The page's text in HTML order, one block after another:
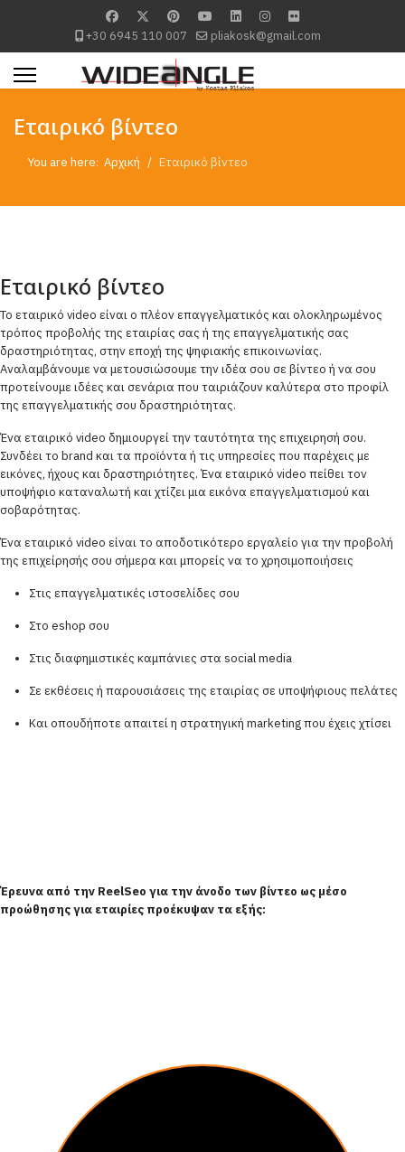
+30 6945 110 007 pliakosk@gmail.com
Εταιρικό βίντεο
You are here: Αρχική Εταιρικό βίντεο
Εταιρικό βίντεο
Το εταιρικό video είναι ο πλέον επαγγελματικός και ολοκληρωμένος
τρόπος προβολής της εταιρίας σας ή της επαγγελματικής σας
δραστηριότητας, στην εποχή της ψηφιακής επικοινωνίας.
Αναλαμβάνουμε να μετουσιώσουμε την ιδέα σου σε βίντεο ή να σου
προτείνουμε ιδέες και σενάρια που ταιριάζουν καλύτερα στο προφίλ
της επαγγελματικής σου δραστηριότητας.
Ένα εταιρικό video δημιουργεί την ταυτότητα της επιχειρησή σου.
Συνδέει το brand και τα προϊόντα ή τις υπηρεσίες που παρέχεις με
εικόνες, ήχους και δραστηριότητες. Ένα εταιρικό video πείθει τον
υποψήφιο καταναλωτή και χτίζει μια εικόνα επαγγελματισμού και
σοβαρότητας.
Ένα εταιρικό video είναι το αποδοτικότερο εργαλείο για την προβολή
της επιχείρησής σου σήμερα και μπορείς να το χρησιμοποιήσεις
Στις επαγγελματικές ιστοσελίδες σου
Στο eshop σου
Στις διαφημιστικές καμπάνιες στα social media
Σε εκθέσεις ή παρουσιάσεις της εταιρίας σε υποψήφιους πελάτες
Και οπουδήποτε απαιτεί η στρατηγική marketing που έχεις χτίσει
Έρευνα από την ReelSeo για την άνοδο των βίντεο ως μέσο
προώθησης για εταιρίες προέκυψαν τα εξής: